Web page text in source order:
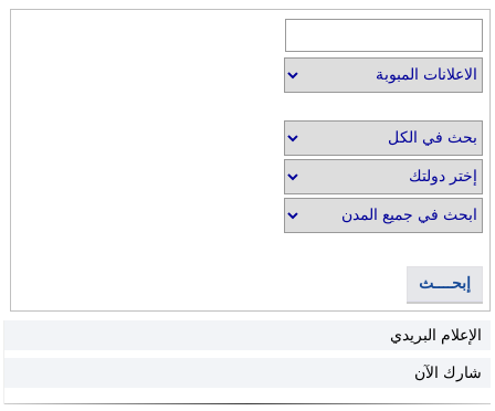
إبحــــث
الإعلام البريدي
شارك الآن